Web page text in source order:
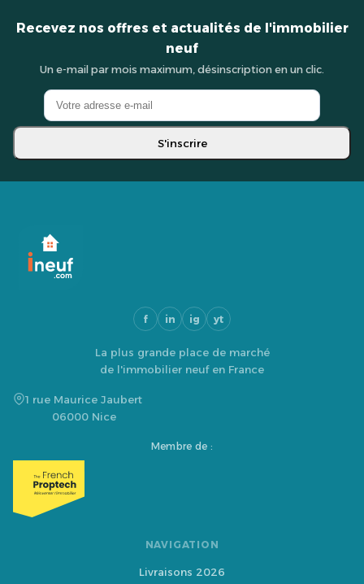
Recevez nos offres et actualités de l'immobilier
neuf
Un e-mail par mois maximum, désinscription en un clic.
S'inscrire
f in ig yt
La plus grande place de marché
de l'immobilier neuf en France
1 rue Maurice Jaubert
06000 Nice
Membre de :
NAVIGATION
Livraisons 2026